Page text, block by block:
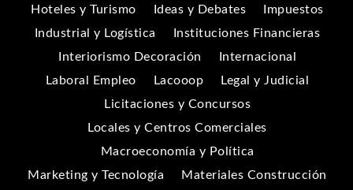
Hoteles y Turismo
Ideas y Debates
Impuestos
Industrial y Logística
Instituciones Financieras
Interiorismo Decoración
Internacional
Laboral Empleo
Lacooop
Legal y Judicial
Licitaciones y Concursos
Locales y Centros Comerciales
Macroeconomía y Política
Marketing y Tecnología
Materiales Construcción